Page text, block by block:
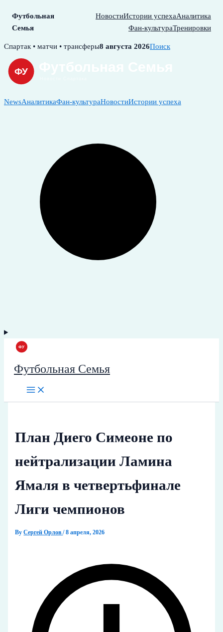
Футбольная
Семья
НовостиИстории успехаАналитика
Фан-культураТренировки
Skip
content
Спартак • матчи • трансферы8 августа 2026Поиск
NewsАналитикаФан-культураНовостиИстории успеха
Футбольная Семья
План Диего Симеоне по
нейтрализации Ламина
Ямаля в четвертьфинале
Лиги чемпионов
ByСергей Орлов/8 апреля, 2026